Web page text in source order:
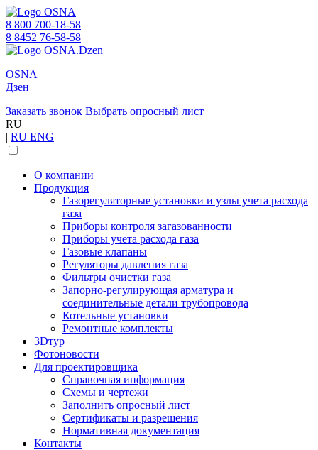
8 800 700-18-58
8 8452 76-58-58
OSNA
Дзен
Заказать звонок Выбрать опросный лист
RU
| RU ENG
О компании
Продукция
Газорегуляторные установки и узлы учета расхода
газа
Приборы контроля загазованности
Приборы учета расхода газа
Газовые клапаны
Регуляторы давления газа
Фильтры очистки газа
Запорно-регулирующая арматура и
соединительные детали трубопровода
Котельные установки
Ремонтные комплекты
3Dтур
Фотоновости
Для проектировщика
Справочная информация
Схемы и чертежи
Заполнить опросный лист
Сертификаты и разрешения
Нормативная документация
Контакты